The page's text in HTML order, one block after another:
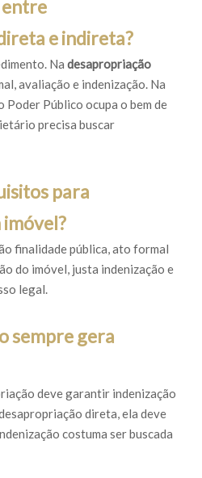
entre
e indireta?
Na desapropriação
avaliação e indenização. Na
Poder Público ocupa o bem de
precisa buscar
para
finalidade pública, ato formal
do imóvel, justa indenização e
legal.
sempre gera
deve garantir indenização
direta, ela deve
costuma ser buscada